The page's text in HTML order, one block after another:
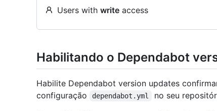
Users with write access
Habilitando o Dependabot
Habilite Dependabot version updates
configuração
dependabot.yml
no seu